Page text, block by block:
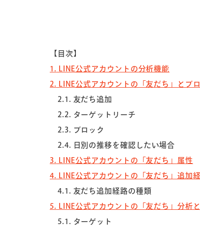
【目次】
1 LINE公式アカウントの分析機能
2 LINE公式アカウントの「友だち」とブ
2.1 友だち追加
2.2 ターゲットリーチ
2.3 ブロック
2.4 日別の推移を確認したい場合
3 LINE公式アカウントの「友だち」属性
4 LINE公式アカウントの「友だち」追加
4.1 友だち追加経路の種類
5 LINE公式アカウントの「友だち」分析
5.1 ターゲット